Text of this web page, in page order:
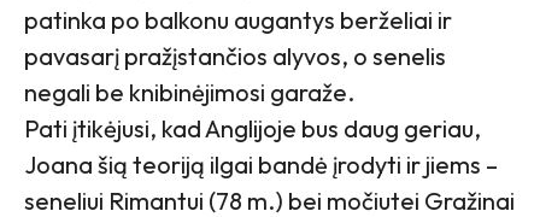
patinka po balkonu augantys berželiai ir
pavasarį pražįstančios alyvos, o senelis
negali be knibinėjimosi garaže.
Pati įtikėjusi, kad Anglijoje bus daug geriau,
Joana šią teoriją ilgai bandė įrodyti ir jiems –
seneliui Rimantui (78 m.) bei močiutei Gražinai